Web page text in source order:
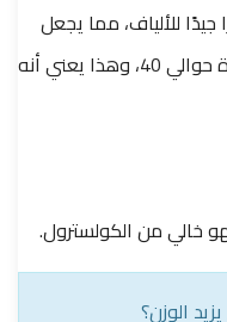
جيدًا للألياف، مما يجعل
مؤشر نسبة السكر في الدم لثمرة واحدة حوالي 40، وهذا يعني أنه
خالي من الكولسترول.
الوزن؟